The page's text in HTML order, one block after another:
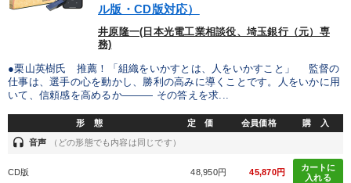
財務・数字力の向上
伝統・文化 採用 スポーツ関連 ベンチャー
上場企業 井上和弘
※「更新」を押すと「カテゴリー」「目的別」「キーワード」を更新いただけます。
ル版・CD版対応）
井原隆一(日本光電工業相談役、埼玉銀行（元）専
務)
●栗山英樹氏 推薦！「組織をいかすとは、人をいかすこと」 監督の
仕事は、選手の心を動かし、勝利の高みに導くことです。人をいかに用
いて、信頼感を高めるか――― その答えを求...
形 態 定 価 会員価格 購 入
headset 音声 （どの形態でも内容は同じです）
CD版 48,950円 45,870円
カートに
入れる